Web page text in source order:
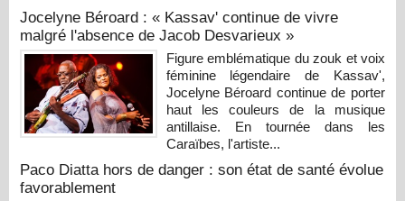
Jocelyne Béroard : « Kassav' continue de vivre
malgré l'absence de Jacob Desvarieux »
Figure emblématique du zouk et voix
féminine légendaire de Kassav',
Jocelyne Béroard continue de porter
haut les couleurs de la musique
antillaise. En tournée dans les
Caraïbes, l'artiste...
Paco Diatta hors de danger : son état de santé évolue
favorablement